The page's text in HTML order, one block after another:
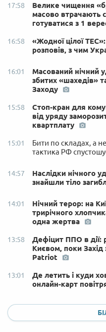
17:58
Велике чищення
масово втрачають
готуватися з 1
16:58
«Жодної цілої
розповів, з чим
16:01
Масований нічний
збитих «шахедів»
Заходу
15:58
Стоп-кран для
від уряду
квартплату
15:01
Бити по складах, а
тактика РФ
14:57
Наслідки нічного
знайшли тіло
14:01
Нічний терор: на
трирічного
одна жертва
13:58
Дефіцит ППО в дії:
Києвом, поки Захід
Patriot
13:01
Де летить і куди
онлайн-карт